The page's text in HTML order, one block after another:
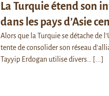
La Turquie étend son
dans les pays d’Asie
Alors que la Turquie se détache de
tente de consolider son réseau
Tayyip Erdogan utilise divers…
[...]